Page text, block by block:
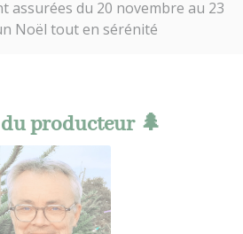
assurées du 20 novembre au 23
Noël tout en sérénité
producteur 🌲